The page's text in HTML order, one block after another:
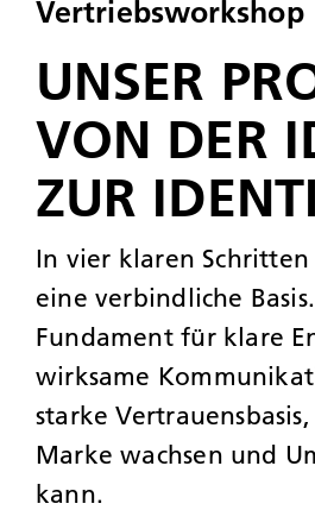
Vertriebsworkshop
UNSER
VON DER
ZUR
In vier klaren
eine verbindliche
Fundament für klare
wirksame
starke
Marke wachsen und
kann.